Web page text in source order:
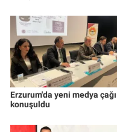
Erzurum'da yeni medya çağı
konuşuldu